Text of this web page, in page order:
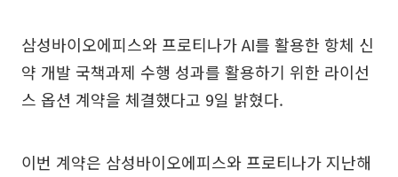
삼성바이오에피스와 프로티나가 AI를 활용한 항체 신
약 개발 국책과제 수행 성과를 활용하기 위한 라이선
스 옵션 계약을 체결했다고 9일 밝혔다.
이번 계약은 삼성바이오에피스와 프로티나가 지난해